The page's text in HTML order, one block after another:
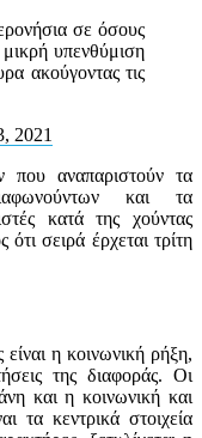
σε όσους
υπενθύμιση
ακούγοντας τις
2021
αναπαριστούν τα
και τα
κατά της χούντας
ότι σειρά έρχεται τρίτη
είναι η κοινωνική ρήξη,
της διαφοράς. Οι
και η κοινωνική και
τα κεντρικά στοιχεία